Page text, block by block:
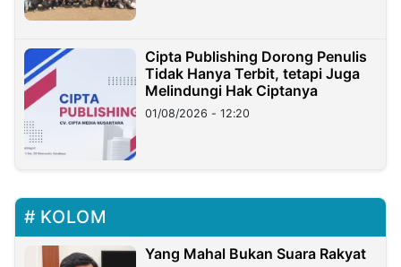
Cipta Publishing Dorong Penulis
Tidak Hanya Terbit, tetapi Juga
Melindungi Hak Ciptanya
01/08/2026 - 12:20
KOLOM
Yang Mahal Bukan Suara Rakyat